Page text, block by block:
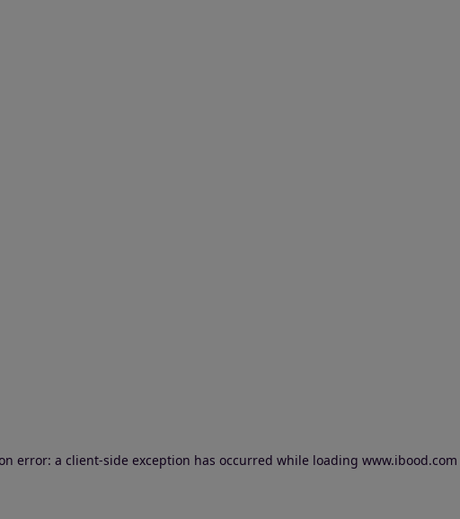
error: a client-side exception has occurred while loading www.ibood.com